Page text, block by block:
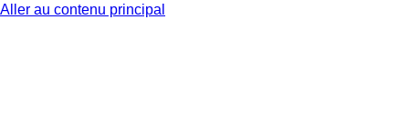
Aller au contenu principal